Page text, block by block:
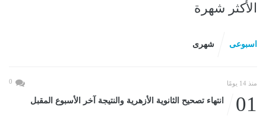
الأكثر شهرة
اسبوعى شهرى
منذ 14 يومًا 0
01 انتهاء تصحيح الثانوية الأزهرية والنتيجة آخر الأسبوع المقبل